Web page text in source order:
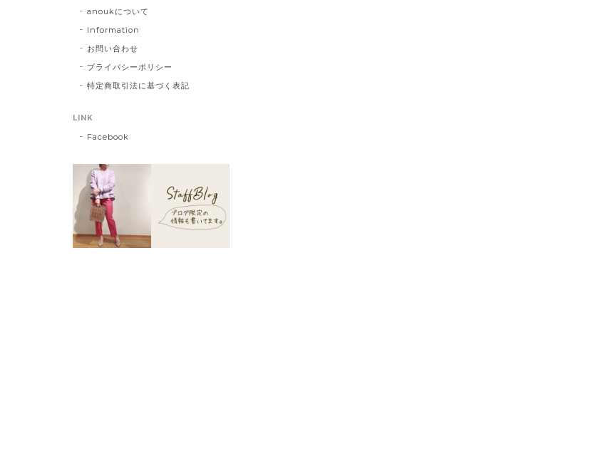
anoukについて
Information
お問い合わせ
プライバシーポリシー
特定商取引法に基づく表記
LINK
Facebook